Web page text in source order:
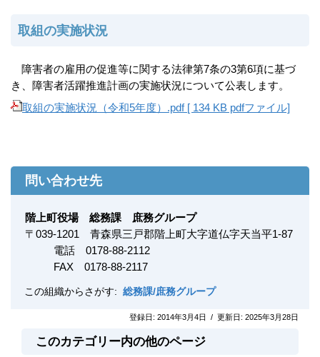
取組の実施状況
障害者の雇用の促進等に関する法律第7条の3第6項に基づ
き、障害者活躍推進計画の実施状況について公表します。
取組の実施状況（令和5年度）.pdf [ 134 KB pdfファイル]
問い合わせ先
階上町役場 総務課 庶務グループ
〒 039-1201
青森県三戸郡階上町大字道仏字天当平1-87
電話 0178-88-2112
FAX 0178-88-2117
この組織からさがす: 総務課/庶務グループ
登録日: 2014年3月4日 / 更新日: 2025年3月28日
このカテゴリー内の他のページ